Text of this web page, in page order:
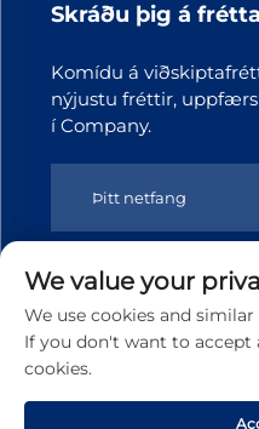
Skráðu þig á
Komídu á
nýjustu fréttir,
í Company.
Höfundarréttur © 2025
Technology co.,Ltd. Á
um persónuupplýsingar
We value your
We use cookies and
If you don't want to accept
cookies.